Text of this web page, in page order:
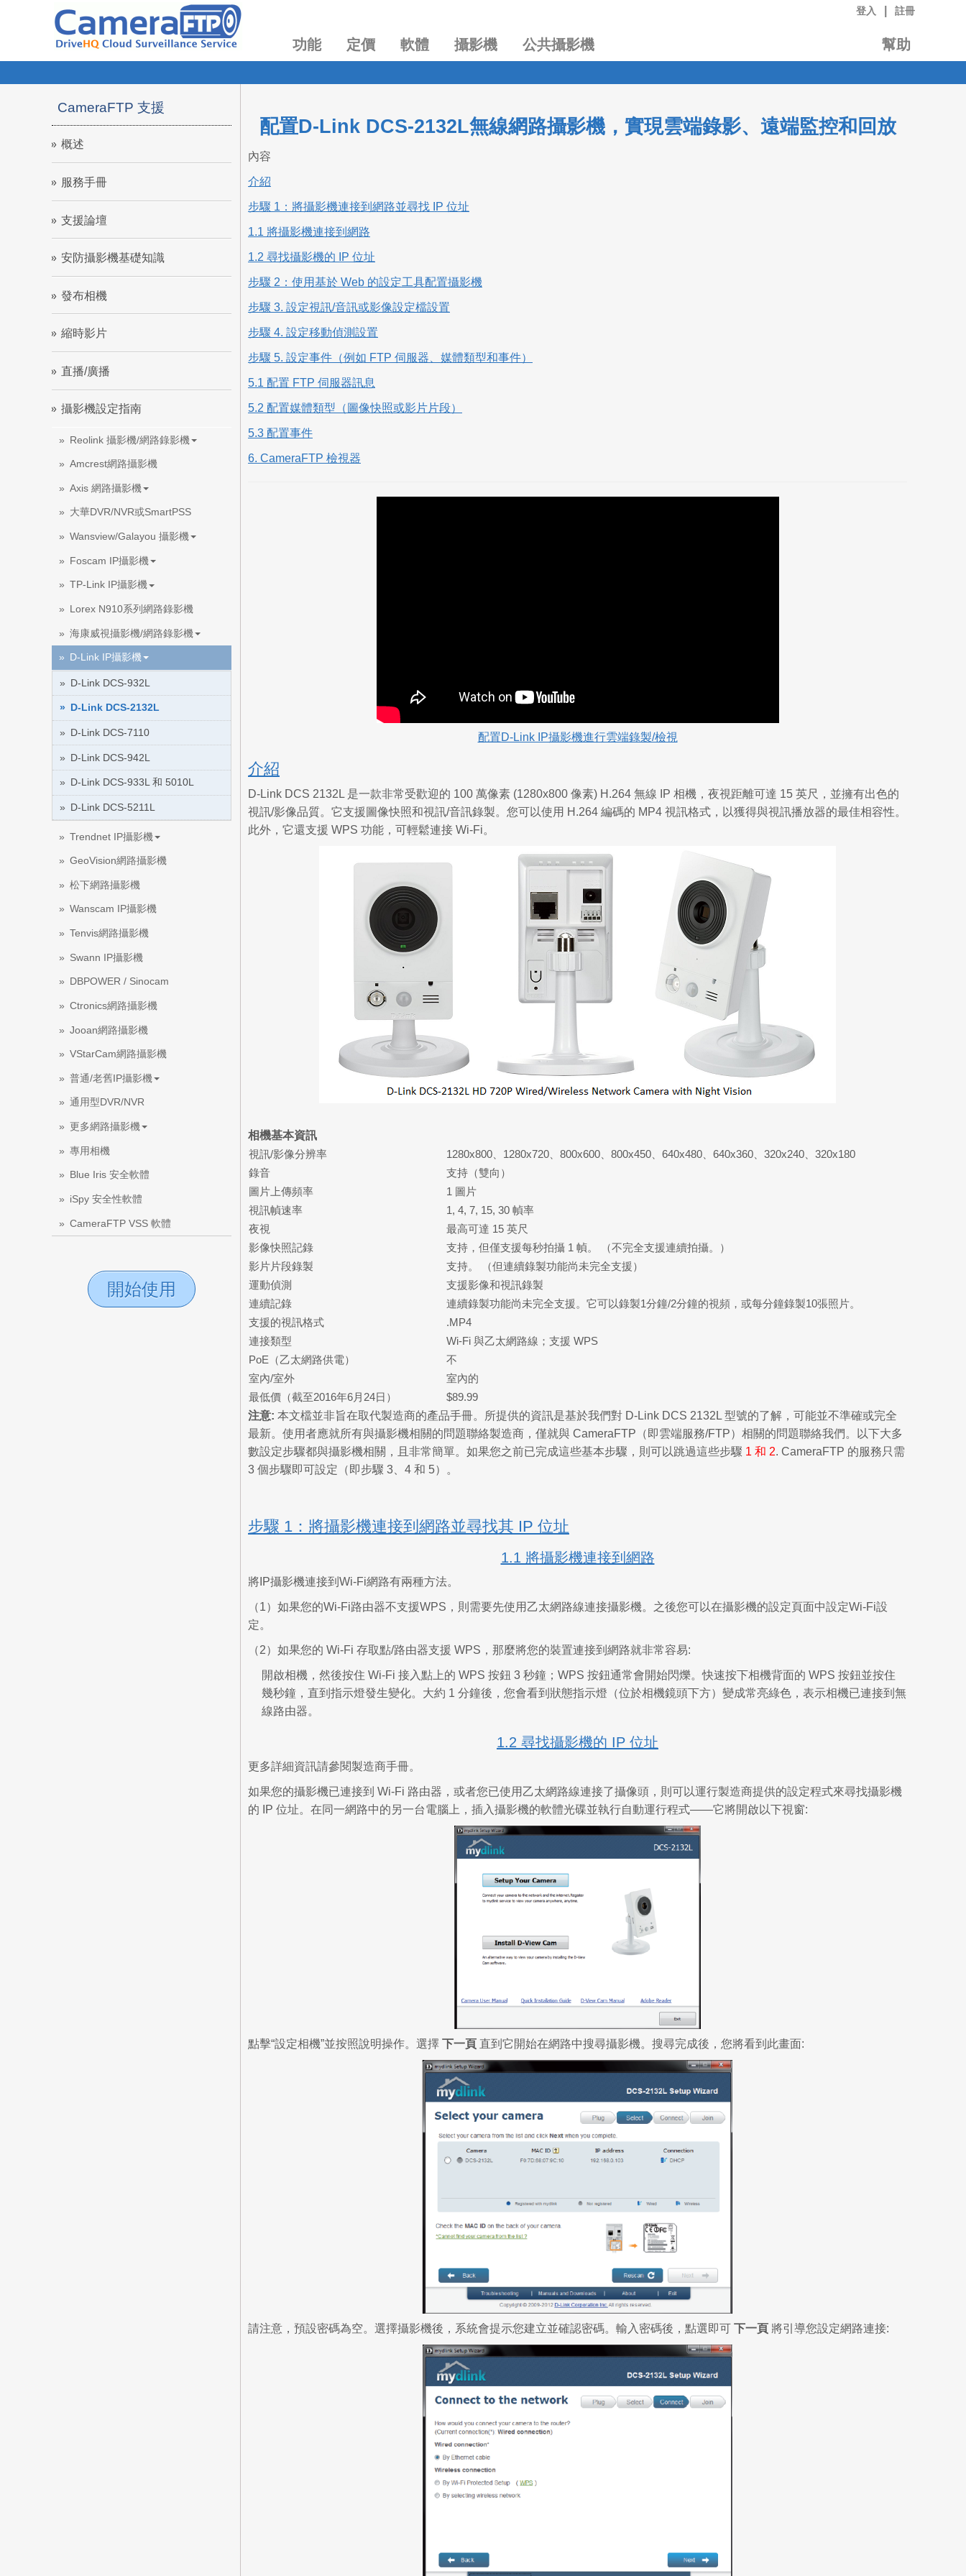
登入 註冊
功能 定價 軟體 攝影機 公共攝影機 幫助
CameraFTP 支援
概述
服務手冊
支援論壇
安防攝影機基礎知識
發布相機
縮時影片
直播/廣播
攝影機設定指南
Reolink 攝影機/網路錄影機
Amcrest網路攝影機
Axis 網路攝影機
大華DVR/NVR或SmartPSS
Wansview/Galayou 攝影機
Foscam IP攝影機
TP-Link IP攝影機
Lorex N910系列網路錄影機
海康威視攝影機/網路錄影機
D-Link IP攝影機
D-Link DCS-932L
D-Link DCS-2132L
D-Link DCS-7110
D-Link DCS-942L
D-Link DCS-933L 和 5010L
D-Link DCS-5211L
Trendnet IP攝影機
GeoVision網路攝影機
松下網路攝影機
Wanscam IP攝影機
Tenvis網路攝影機
Swann IP攝影機
DBPOWER / Sinocam
Ctronics網路攝影機
Jooan網路攝影機
VStarCam網路攝影機
普通/老舊IP攝影機
通用型DVR/NVR
更多網路攝影機
專用相機
Blue Iris 安全軟體
iSpy 安全性軟體
CameraFTP VSS 軟體
開始使用
配置D-Link DCS-2132L無線網路攝影機，實現雲端錄影、遠端監控和回放
內容
介紹
步驟 1：將攝影機連接到網路並尋找 IP 位址
1.1 將攝影機連接到網路
1.2 尋找攝影機的 IP 位址
步驟 2：使用基於 Web 的設定工具配置攝影機
步驟 3. 設定視訊/音訊或影像設定檔設置
步驟 4. 設定移動偵測設置
步驟 5. 設定事件（例如 FTP 伺服器、媒體類型和事件）
5.1 配置 FTP 伺服器訊息
5.2 配置媒體類型（圖像快照或影片片段）
5.3 配置事件
6. CameraFTP 檢視器
配置D-Link IP攝影機進行雲端錄製/檢視
介紹
D-Link DCS 2132L 是一款非常受歡迎的 100 萬像素 (1280x800 像素) H.264 無線 IP 相機，夜視距離可達 15 英尺，並擁有出色的
視訊/影像品質。它支援圖像快照和視訊/音訊錄製。您可以使用 H.264 編碼的 MP4 視訊格式，以獲得與視訊播放器的最佳相容性。
此外，它還支援 WPS 功能，可輕鬆連接 Wi-Fi。
相機基本資訊
視訊/影像分辨率
1280x800、1280x720、800x600、800x450、640x480、640x360、320x240、320x180
錄音
支持（雙向）
圖片上傳頻率
1 圖片
視訊幀速率
1, 4, 7, 15, 30 幀率
夜視
最高可達 15 英尺
影像快照記錄
支持，但僅支援每秒拍攝 1 幀。 （不完全支援連續拍攝。）
影片片段錄製
支持。 （但連續錄製功能尚未完全支援）
運動偵測
支援影像和視訊錄製
連續記錄
連續錄製功能尚未完全支援。它可以錄製1分鐘/2分鐘的視頻，或每分鐘錄製10張照片。
支援的視訊格式
.MP4
連接類型
Wi-Fi 與乙太網路線；支援 WPS
PoE（乙太網路供電）
不
室內/室外
室內的
最低價（截至2016年6月24日）
$89.99
注意: 本文檔並非旨在取代製造商的產品手冊。所提供的資訊是基於我們對 D-Link DCS 2132L 型號的了解，可能並不準確或完全
最新。使用者應就所有與攝影機相關的問題聯絡製造商，僅就與 CameraFTP（即雲端服務/FTP）相關的問題聯絡我們。以下大多
數設定步驟都與攝影機相關，且非常簡單。如果您之前已完成這些基本步驟，則可以跳過這些步驟 1 和 2. CameraFTP 的服務只需
3 個步驟即可設定（即步驟 3、4 和 5）。
步驟 1：將攝影機連接到網路並尋找其 IP 位址
1.1 將攝影機連接到網路
將IP攝影機連接到Wi-Fi網路有兩種方法。
（1）如果您的Wi-Fi路由器不支援WPS，則需要先使用乙太網路線連接攝影機。之後您可以在攝影機的設定頁面中設定Wi-Fi設
定。
（2）如果您的 Wi-Fi 存取點/路由器支援 WPS，那麼將您的裝置連接到網路就非常容易:
開啟相機，然後按住 Wi-Fi 接入點上的 WPS 按鈕 3 秒鐘；WPS 按鈕通常會開始閃爍。快速按下相機背面的 WPS 按鈕並按住
幾秒鐘，直到指示燈發生變化。大約 1 分鐘後，您會看到狀態指示燈（位於相機鏡頭下方）變成常亮綠色，表示相機已連接到無
線路由器。
1.2 尋找攝影機的 IP 位址
更多詳細資訊請參閱製造商手冊。
如果您的攝影機已連接到 Wi-Fi 路由器，或者您已使用乙太網路線連接了攝像頭，則可以運行製造商提供的設定程式來尋找攝影機
的 IP 位址。在同一網路中的另一台電腦上，插入攝影機的軟體光碟並執行自動運行程式——它將開啟以下視窗:
點擊“設定相機”並按照說明操作。選擇 下一頁 直到它開始在網路中搜尋攝影機。搜尋完成後，您將看到此畫面:
請注意，預設密碼為空。選擇攝影機後，系統會提示您建立並確認密碼。輸入密碼後，點選即可 下一頁 將引導您設定網路連接: